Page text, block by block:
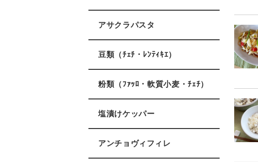
アサクラパスタ
豆類（ﾁｪﾁ・ﾚﾝﾃｨｷｴ）
粉類（ﾌｧｯﾛ・軟質小麦・ﾁｪﾁ）
塩漬けケッパー
アンチョヴィフィレ